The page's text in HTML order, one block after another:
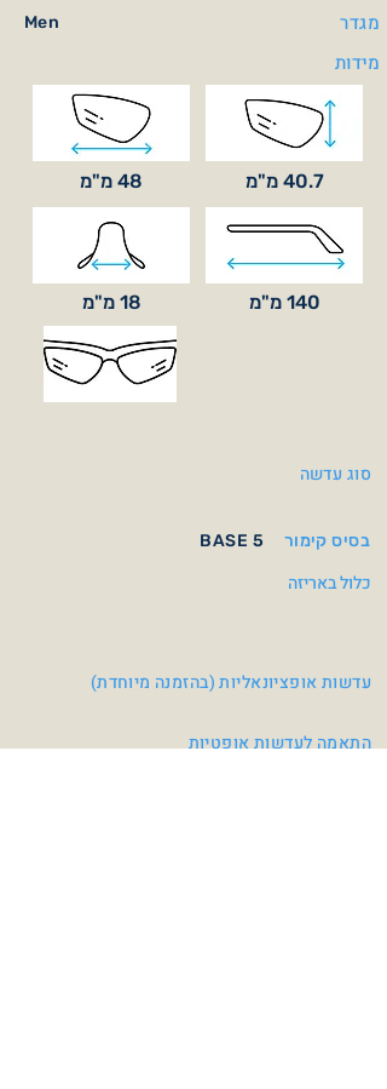
Men
מגדר
מידות
48 מ"מ 40.7 מ"מ
18 מ"מ 140 מ"מ
סוג עדשה
BASE 5 בסיס קימור
כלול באריזה
עדשות אופציונאליות (בהזמנה מיוחדת)
התאמה לעדשות אופטיות